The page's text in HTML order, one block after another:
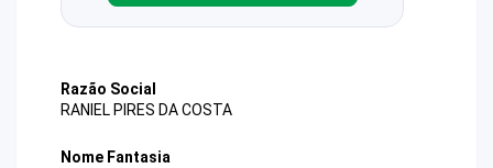
Razão Social
RANIEL PIRES DA COSTA
Nome Fantasia